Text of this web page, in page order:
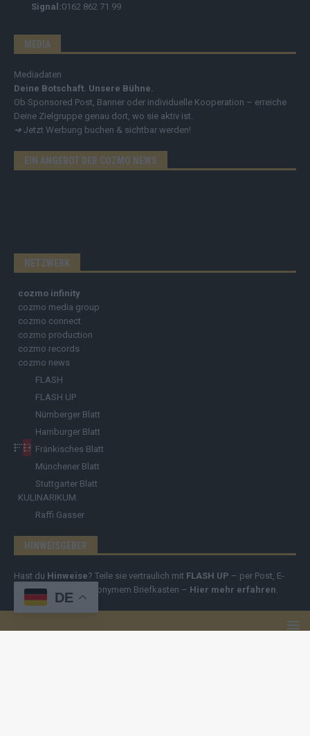
Signal:0162 862 71 99
MEDIA
Mediadaten
Deine Botschaft. Unsere Bühne.
Ob Sponsored Post, Banner oder individuelle Kooperation – erreiche
Deine Zielgruppe genau dort, wo sie aktiv ist.
➔ Jetzt Werbung buchen & sichtbar werden!
EIN ANGEBOT DER COZMO NEWS
NETZWERK
cozmo infinity
cozmo media group
cozmo connect
cozmo production
cozmo records
cozmo news
FLASH
FLASH UP
Nürnberger Blatt
Hamburger Blatt
Fränkisches Blatt
Münchener Blatt
Stuttgarter Blatt
KULINARIKUM.
Raffi Gasser
HINWEISGEBER
Hast du Hinweise? Teile sie vertraulich mit FLASH UP – per Post, E-
Mail, Telefon oder anonymem Briefkasten – Hier mehr erfahren.
DE